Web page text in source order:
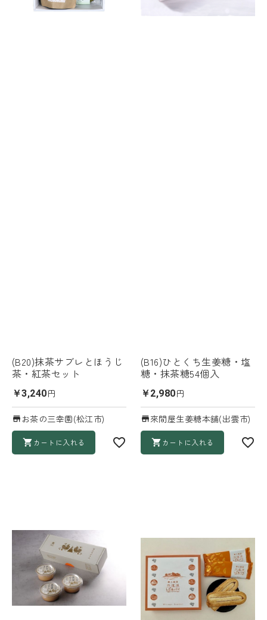
(B20)抹茶サブレとほうじ
茶・紅茶セット
￥3,240円
お茶の三幸園(松江市)
カートに入れる
(B16)ひとくち生姜糖・塩
糖・抹茶糖54個入
￥2,980円
來間屋生姜糖本舗(出雲市)
カートに入れる